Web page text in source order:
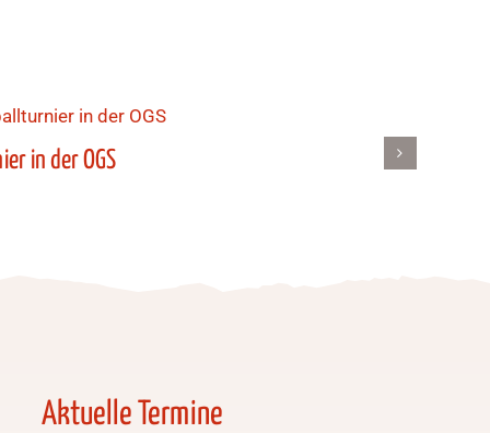
in der OGS
Aktuelle Termine